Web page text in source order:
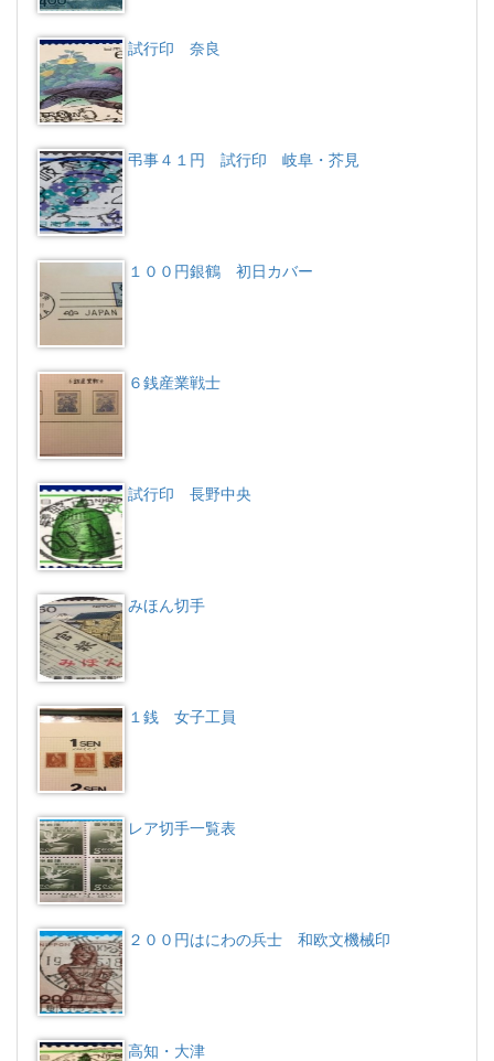
試行印 奈良
弔事４１円 試行印 岐阜・芥見
１００円銀鶴 初日カバー
６銭産業戦士
試行印 長野中央
みほん切手
１銭 女子工員
レア切手一覧表
２００円はにわの兵士 和欧文機械印
高知・大津